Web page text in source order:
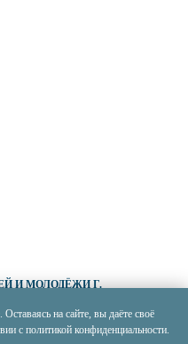
на сайте, вы даёте своё
с политикой конфиденциальности.
И МОЛОДЁЖИ Г.